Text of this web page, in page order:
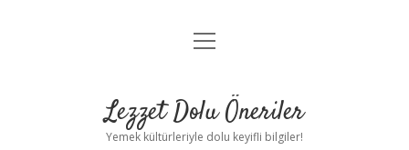
Anasayfa
Yasal Uyarı
menüyü
Lezzet Dolu Öneriler
Yemek kültürleriyle dolu keyifli bilgiler!